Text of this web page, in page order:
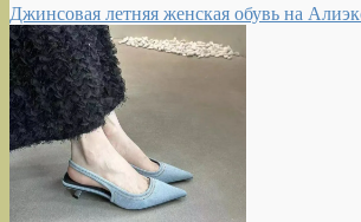
Джинсовая летняя женская обувь на